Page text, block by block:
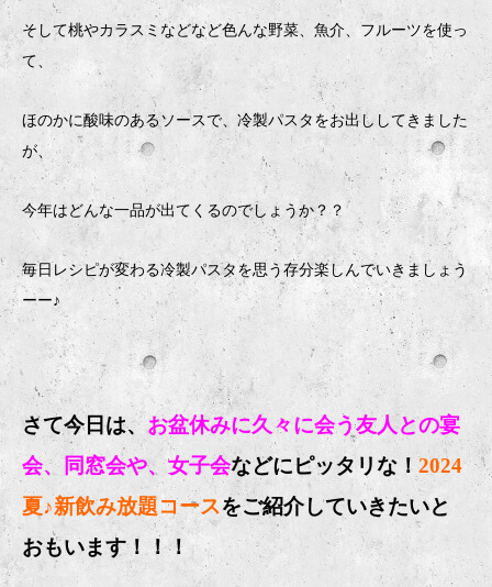
そして桃やカラスミなどなど色んな野菜、魚介、フルーツを使っ
て、
ほのかに酸味のあるソースで、冷製パスタをお出ししてきました
が、
今年はどんな一品が出てくるのでしょうか？？
毎日レシピが変わる冷製パスタを思う存分楽しんでいきましょう
ーー♪
さて今日は、お盆休みに久々に会う友人との宴
会、同窓会や、女子会などにピッタリな！ 2024
夏♪新飲み放題コースをご紹介していきたいと
おもいます！！！